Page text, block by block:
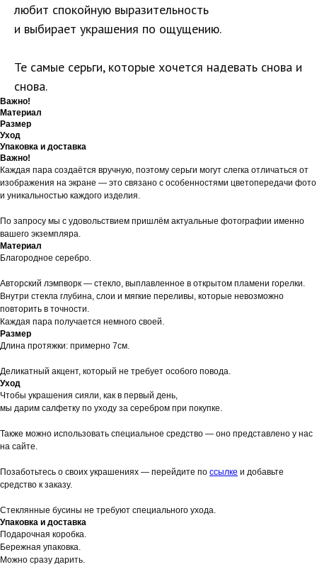
любит спокойную выразительность
и выбирает украшения по ощущению.
Те самые серьги, которые хочется надевать снова и
снова.
Важно!
Материал
Размер
Уход
Упаковка и доставка
Важно!
Каждая пара создаётся вручную, поэтому серьги могут слегка отличаться от
изображения на экране — это связано с особенностями цветопередачи фото
и уникальностью каждого изделия.
По запросу мы с удовольствием пришлём актуальные фотографии именно
вашего экземпляра.
Материал
Благородное серебро.
Авторский лэмпворк — стекло, выплавленное в открытом пламени горелки.
Внутри стекла глубина, слои и мягкие переливы, которые невозможно
повторить в точности.
Каждая пара получается немного своей.
Размер
Длина протяжки: примерно 7см.
Деликатный акцент, который не требует особого повода.
Уход
Чтобы украшения сияли, как в первый день,
мы дарим салфетку по уходу за серебром при покупке.
Также можно использовать специальное средство — оно представлено у нас
на сайте.
Позаботьтесь о своих украшениях — перейдите по ссылке и добавьте
средство к заказу.
Стеклянные бусины не требуют специального ухода.
Упаковка и доставка
Подарочная коробка.
Бережная упаковка.
Можно сразу дарить.